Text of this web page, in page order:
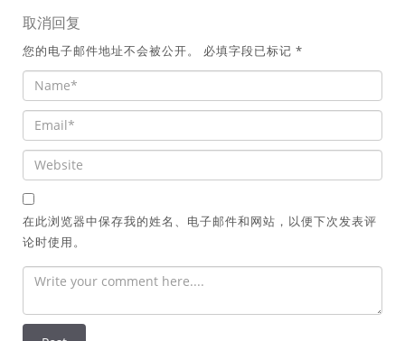
取消回复
您的电子邮件地址不会被公开。 必填字段已标记 *
在此浏览器中保存我的姓名、电子邮件和网站，以便下次发表评
论时使用。